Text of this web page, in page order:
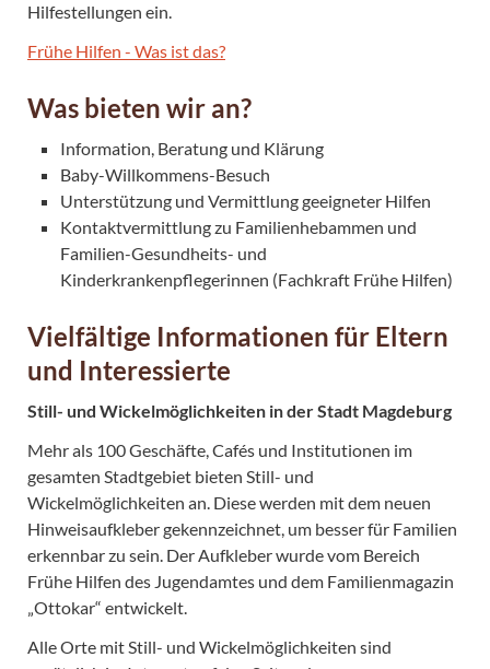
Hilfestellungen ein.
Frühe Hilfen - Was ist das?
Was bieten wir an?
Information, Beratung und Klärung
Baby-Willkommens-Besuch
Unterstützung und Vermittlung geeigneter Hilfen
Kontaktvermittlung zu Familienhebammen und
Familien-Gesundheits- und
Kinderkrankenpflegerinnen (Fachkraft Frühe Hilfen)
Vielfältige Informationen für Eltern
und Interessierte
Still- und Wickelmöglichkeiten in der Stadt Magdeburg
Mehr als 100 Geschäfte, Cafés und Institutionen im
gesamten Stadtgebiet bieten Still- und
Wickelmöglichkeiten an. Diese werden mit dem neuen
Hinweisaufkleber gekennzeichnet, um besser für Familien
erkennbar zu sein. Der Aufkleber wurde vom Bereich
Frühe Hilfen des Jugendamtes und dem Familienmagazin
„Ottokar“ entwickelt.
Alle Orte mit Still- und Wickelmöglichkeiten sind